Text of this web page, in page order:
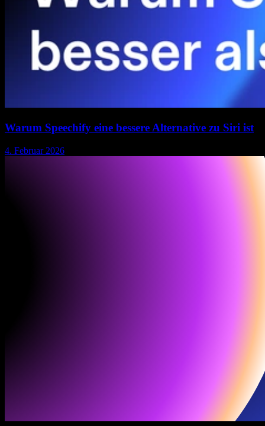
Warum Speechify eine bessere Alternative zu Siri ist
4. Februar 2026